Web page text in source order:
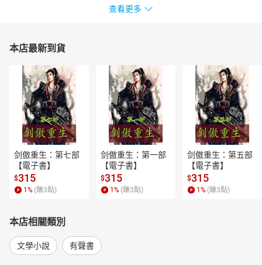
查看更多
本店最新到貨
剑傲重生：第七部
【電子書】
$315
1 % (賺3點)
剑傲重生：第一部
【電子書】
$315
1 % (賺3點)
剑傲重生：第五部
【電子書】
$315
1 % (賺3點)
本店相關類別
文學小說 有聲書